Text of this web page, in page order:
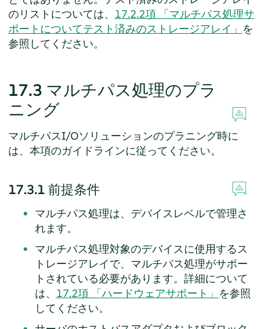
のリストについては、 17.2.2項 「マルチパス処理サ
ポートについてテスト済みのストレージアレイ」 を
参照してください。
17.3 マルチパス処理のプラ
ニング
マルチパスI/Oソリューションのプラニング時に
は、本項のガイドラインに従ってください。
17.3.1 前提条件
マルチパス処理は、デバイスレベルで管理さ
れます。
マルチパス処理対象のデバイスに使用するス
トレージアレイで、マルチパス処理がサポー
トされている必要があります。詳細について
は、 17.2項 「ハードウェアサポート」 を参照
してください。